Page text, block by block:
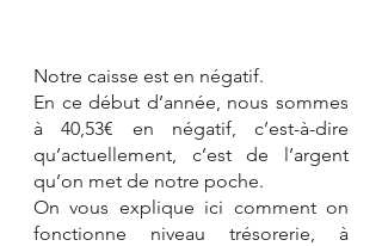
Notre caisse est en négatif.
En ce début d’année, nous sommes
à 40,53€ en négatif, c’est-à-dire
qu’actuellement, c’est de l’argent
qu’on met de notre poche.
On vous explique ici comment on
fonctionne niveau trésorerie, à